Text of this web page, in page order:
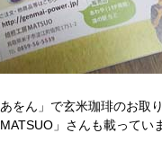
をん」で玄米珈琲のお取
」さんも載ってい